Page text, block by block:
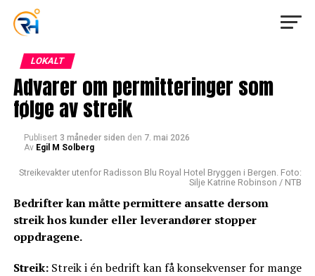
LOKALT
Advarer om permitteringer som
følge av streik
Publisert 3 måneder siden den 7. mai 2026
Av Egil M Solberg
Streikevakter utenfor Radisson Blu Royal Hotel Bryggen i Bergen. Foto:
Silje Katrine Robinson / NTB
Bedrifter kan måtte permittere ansatte dersom
streik hos kunder eller leverandører stopper
oppdragene.
Streik:Streik i én bedrift kan få konsekvenser for mange